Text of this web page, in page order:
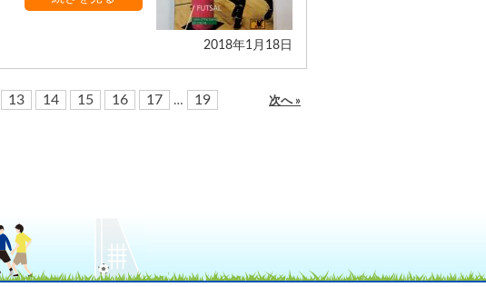
2018年1月18日
13 14 15 16 17 … 19 次へ »